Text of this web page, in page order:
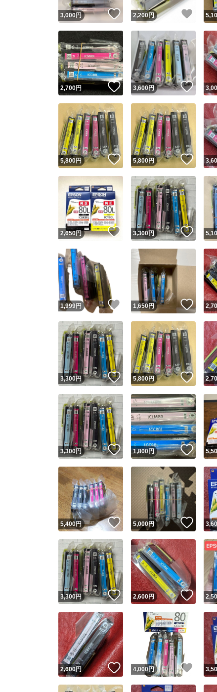
Yahoo!
安心取
安
取引実
取
他
スピー
※この
ス
ス
安
3,000円 いいね！
2,200円 いい
2,700円 いいね！
3,600円 いい
5,800円 いいね！
5,800円 いい
2,650円 いいね！
3,300円 いい
1,999円 いいね！
1,650円 いい
3,300円 いいね！
5,800円 いい
3,300円 いいね！
1,800円 いい
5,400円 いいね！
5,000円 いい
3,300円 いいね！
2,600円 いい
2,600円 いいね！
4,000円 いい